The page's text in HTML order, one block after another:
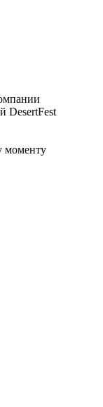
DesertFest
моменту